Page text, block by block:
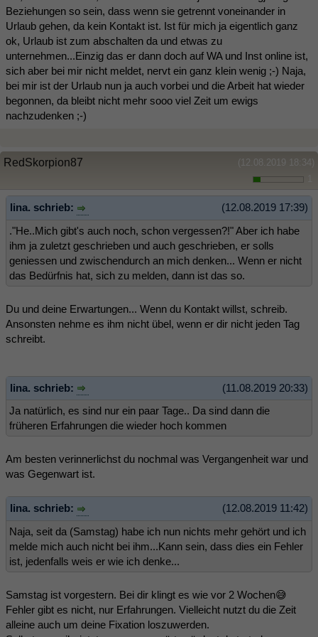
Beziehungen so sein, dass wenn sie getrennt voneinander in
Urlaub gehen, da kein Kontakt ist. Ist für mich ja eigentlich ganz
ok, Urlaub ist zum abschalten da und etwas zu
unternehmen...Einzig das er dann doch auf WA und Inst online ist,
sich aber bei mir nicht meldet, nervt ein ganz klein wenig ;-) Naja,
bei mir ist der Urlaub nun ja auch vorbei und die Arbeit hat wieder
begonnen, da bleibt nicht mehr sooo viel Zeit um ewigs
nachzudenken ;-)
(12.08.2019 18:34)
RedSkorpion87
(12.08.2019 17:39)
lina. schrieb:
."He..Mich gibt's auch noch, schon vergessen?!" Aber ich habe
ihm ja zuletzt geschrieben und auch geschrieben, er solls
geniessen und zwischendurch an mich denken... Wenn er nicht
das Bedürfnis hat, sich zu melden, dann ist das so.
Du und deine Erwartungen... Wenn du Kontakt willst, schreib.
Ansonsten nehme es ihm nicht übel, wenn er dir nicht jeden Tag
schreibt.
(11.08.2019 20:33)
lina. schrieb:
Ja natürlich, es sind nur ein paar Tage.. Da sind dann die
früheren Erfahrungen die wieder hoch kommen
Am besten verinnerlichst du nochmal was Vergangenheit war und
was Gegenwart ist.
(12.08.2019 11:42)
lina. schrieb:
Naja, seit da (Samstag) habe ich nun nichts mehr gehört und ich
melde mich auch nicht bei ihm...Kann sein, dass dies ein Fehler
ist, jedenfalls weis er wie ich denke...
Samstag ist vorgestern. Bei dir klingt es wie vor 2 Wochen😅
Fehler gibt es nicht, nur Erfahrungen. Vielleicht nutzt du die Zeit
alleine auch um deine Fixation loszuwerden.